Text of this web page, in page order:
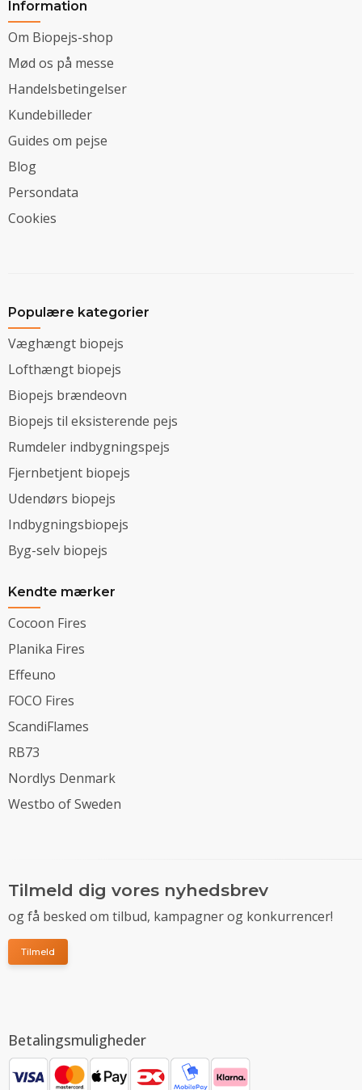
Information
Om Biopejs-shop
Mød os på messe
Handelsbetingelser
Kundebilleder
Guides om pejse
Blog
Persondata
Cookies
Populære kategorier
Væghængt biopejs
Lofthængt biopejs
Biopejs brændeovn
Biopejs til eksisterende pejs
Rumdeler indbygningspejs
Fjernbetjent biopejs
Udendørs biopejs
Indbygningsbiopejs
Byg-selv biopejs
Kendte mærker
Cocoon Fires
Planika Fires
Effeuno
FOCO Fires
ScandiFlames
RB73
Nordlys Denmark
Westbo of Sweden
Tilmeld dig vores nyhedsbrev
og få besked om tilbud, kampagner og konkurrencer!
Tilmeld
Betalingsmuligheder